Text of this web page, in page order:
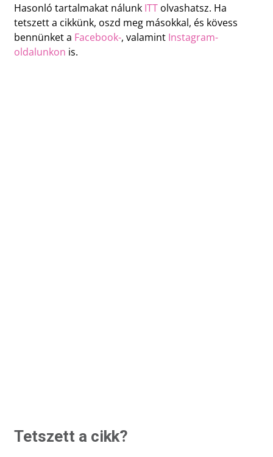
Hasonló tartalmakat nálunk ITTolvashatsz. Ha
tetszett a cikkünk, oszd meg másokkal, és kövess
bennünket a Facebook-, valamint Instagram-
oldalunkon is.
Tetszett a cikk?